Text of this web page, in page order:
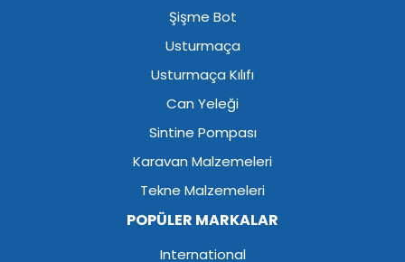
Şişme Bot
Usturmaça
Usturmaça Kılıfı
Can Yeleği
Sintine Pompası
Karavan Malzemeleri
Tekne Malzemeleri
POPÜLER MARKALAR
International